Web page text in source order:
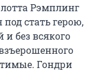
Рэмплинг
стать герою,
без всякого
Гондри